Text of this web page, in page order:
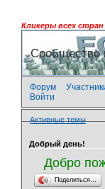
Кликеры всех
Сообщество
Форум
Войти
Активные темы
Добрый день!
Добро
Поделиться…